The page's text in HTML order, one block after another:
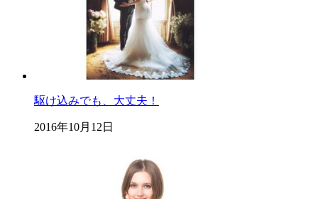
駆け込みでも、大丈夫！
2016年10月12日